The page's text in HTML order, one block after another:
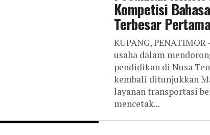
Kompetisi
Terbesar
KUPANG,
usaha dalam
pendidikan di Nusa
kembali ditunjukkan
layanan transportasi
mencetak...